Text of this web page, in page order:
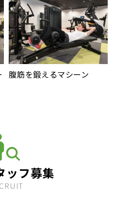
腹筋を鍛えるマシーン
ッフ募集